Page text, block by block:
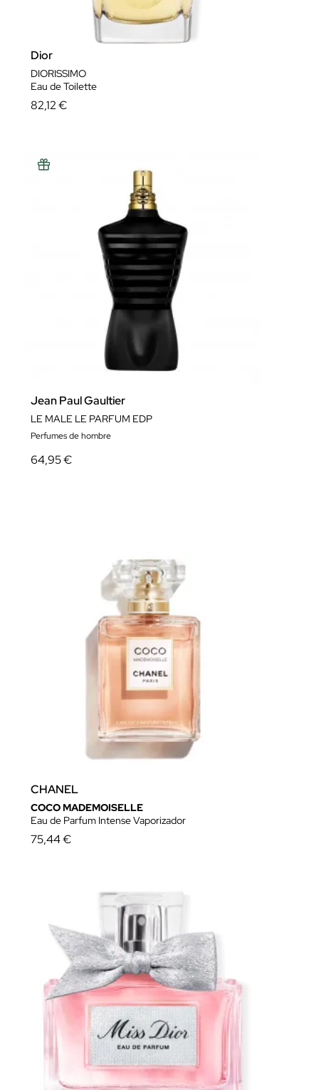
Dior
DIORISSIMO
Eau de Toilette
82,12 €
Jean Paul Gaultier
LE MALE LE PARFUM EDP
Perfumes de hombre
64,95 €
CHANEL
COCO MADEMOISELLE
Eau de Parfum Intense Vaporizador
75,44 €